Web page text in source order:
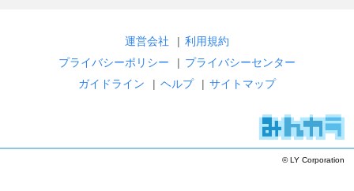
運営会社 | 利用規約
プライバシーポリシー
| プライバシーセンター
ガイドライン
| ヘルプ | サイトマップ
© LY Corporation